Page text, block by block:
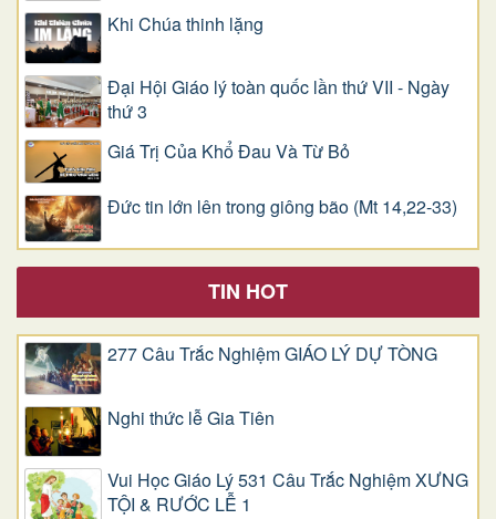
Khi Chúa thinh lặng
Đại Hội Giáo lý toàn quốc lần thứ VII - Ngày
thứ 3
Giá Trị Của Khổ Ðau Và Từ Bỏ
Đức tin lớn lên trong giông bão (Mt 14,22-33)
TIN HOT
277 Câu Trắc Nghiệm GIÁO LÝ DỰ TÒNG
Nghi thức lễ Gia Tiên
Vui Học Giáo Lý 531 Câu Trắc Nghiệm XƯNG
TỘI & RƯỚC LỄ 1